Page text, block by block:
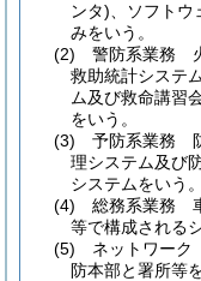
ンタ) 、ソフト
みをいう。
(2)
警防系業務
救助統計システ
ム及び救命講習
をいう。
(3)
予防系業務
理システム及び
システムをいう。
(4)
総務系業務
等で構成される
(5)
ネットワー
防本部と署所等